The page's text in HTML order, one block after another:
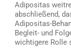
Adipositas
abschließend,
Adipositas-
Begleit- und
wichtigere Rolle